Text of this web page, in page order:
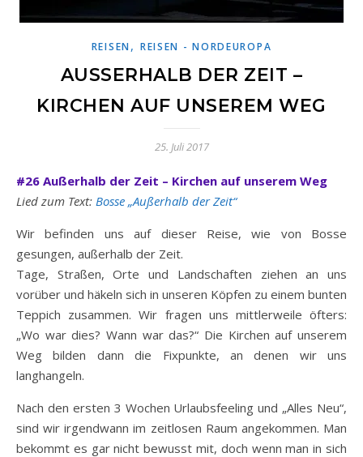
REISEN, REISEN - NORDEUROPA
AUSSERHALB DER ZEIT – K
IRCHEN AUF UNSEREM WEG
25. Juli 2017
#26 Außerhalb der Zeit – Kirchen auf unserem Weg
Lied zum Text: Bosse „Außerhalb der Zeit“
Wir befinden uns auf dieser Reise, wie von Bosse
gesungen, außerhalb der Zeit.
Tage, Straßen, Orte und Landschaften ziehen an uns
vorüber und häkeln sich in unseren Köpfen zu einem bunten
Teppich zusammen. Wir fragen uns mittlerweile öfters:
„Wo war dies? Wann war das?“ Die Kirchen auf unserem
Weg bilden dann die Fixpunkte, an denen wir uns
langhangeln.
Nach den ersten 3 Wochen Urlaubsfeeling und „Alles Neu“,
sind wir irgendwann im zeitlosen Raum angekommen. Man
bekommt es gar nicht bewusst mit, doch wenn man in sich